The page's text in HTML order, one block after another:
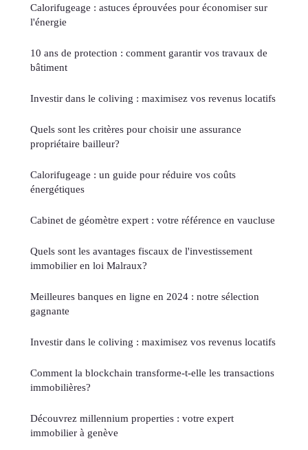
Calorifugeage : astuces éprouvées pour économiser sur
l'énergie
10 ans de protection : comment garantir vos travaux de
bâtiment
Investir dans le coliving : maximisez vos revenus locatifs
Quels sont les critères pour choisir une assurance
propriétaire bailleur?
Calorifugeage : un guide pour réduire vos coûts
énergétiques
Cabinet de géomètre expert : votre référence en vaucluse
Quels sont les avantages fiscaux de l'investissement
immobilier en loi Malraux?
Meilleures banques en ligne en 2024 : notre sélection
gagnante
Investir dans le coliving : maximisez vos revenus locatifs
Comment la blockchain transforme-t-elle les transactions
immobilières?
Découvrez millennium properties : votre expert
immobilier à genève